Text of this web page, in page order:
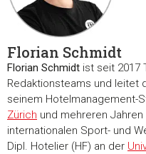
und die Zugriffe auf
geben wir Informationen
unsere Partner für
Unsere Partner führen
weiteren Daten
die sie im Rahmen Ihrer
Einwilligungsauswahl
Notwendig
Florian Schmidt
Florian Schmidt ist seit 2017
Redaktionsteams und leitet
seinem Hotelmanagement-
Zürich und mehreren
internationalen Sport- und
Dipl. Hotelier (HF) an der